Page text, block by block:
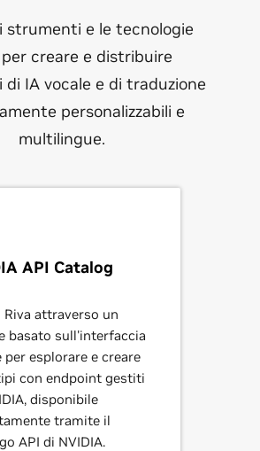
strumenti e le tecnologie
creare e distribuire
di IA vocale e di traduzione
personalizzabili e
multilingue.
API Catalog
Riva attraverso un
basato sull'interfaccia
per esplorare e creare
con endpoint gestiti
disponibile
tramite il
API di NVIDIA.